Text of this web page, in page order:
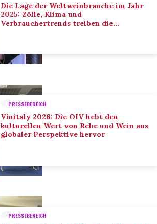
Die Lage der Weltweinbranche im Jahr
2025: Zölle, Klima und
Verbrauchertrends treiben die
PRESSEBEREICH
Vinitaly 2026: Die OIV hebt den
kulturellen Wert von Rebe und Wein aus
globaler Perspektive hervor
PRESSEBEREICH